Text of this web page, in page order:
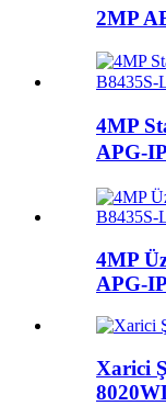
2MP
4MP
APG-
4MP
APG-
Xarici